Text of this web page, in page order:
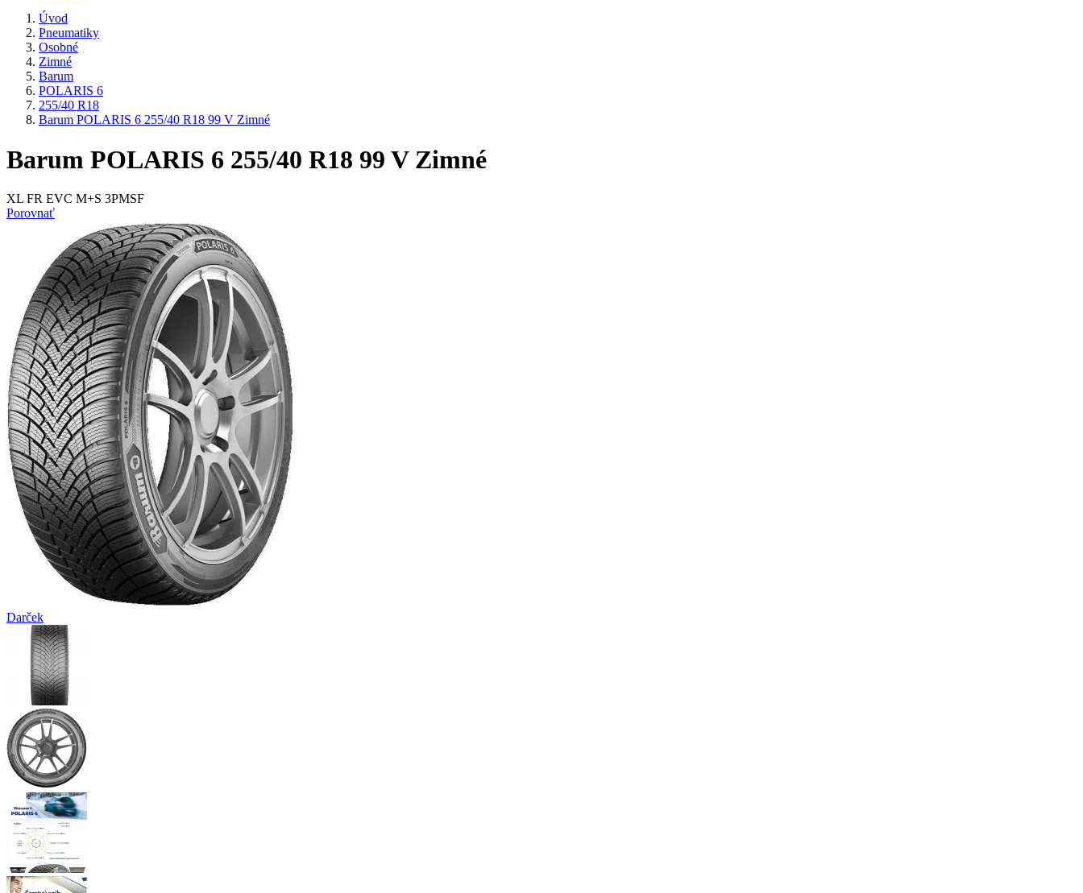
Úvod
Pneumatiky
Osobné
Zimné
Barum
POLARIS 6
255/40 R18
Barum POLARIS 6 255/40 R18 99 V Zimné
Barum POLARIS 6 255/40 R18 99 V Zimné
XL FR EVC M+S 3PMSF
Porovnať
Darček